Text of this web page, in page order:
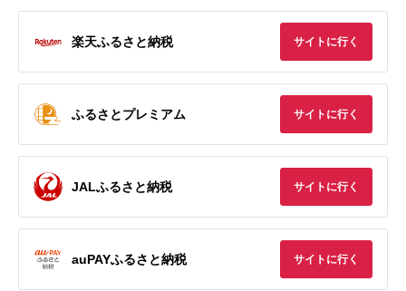
楽天ふるさと納税 サイトに行く
ふるさとプレミアム サイトに行く
JALふるさと納税 サイトに行く
auPAYふるさと納税 サイトに行く